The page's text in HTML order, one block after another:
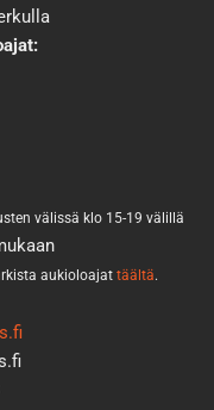
välissä klo 15-19 välillä
aukioloajat täältä.